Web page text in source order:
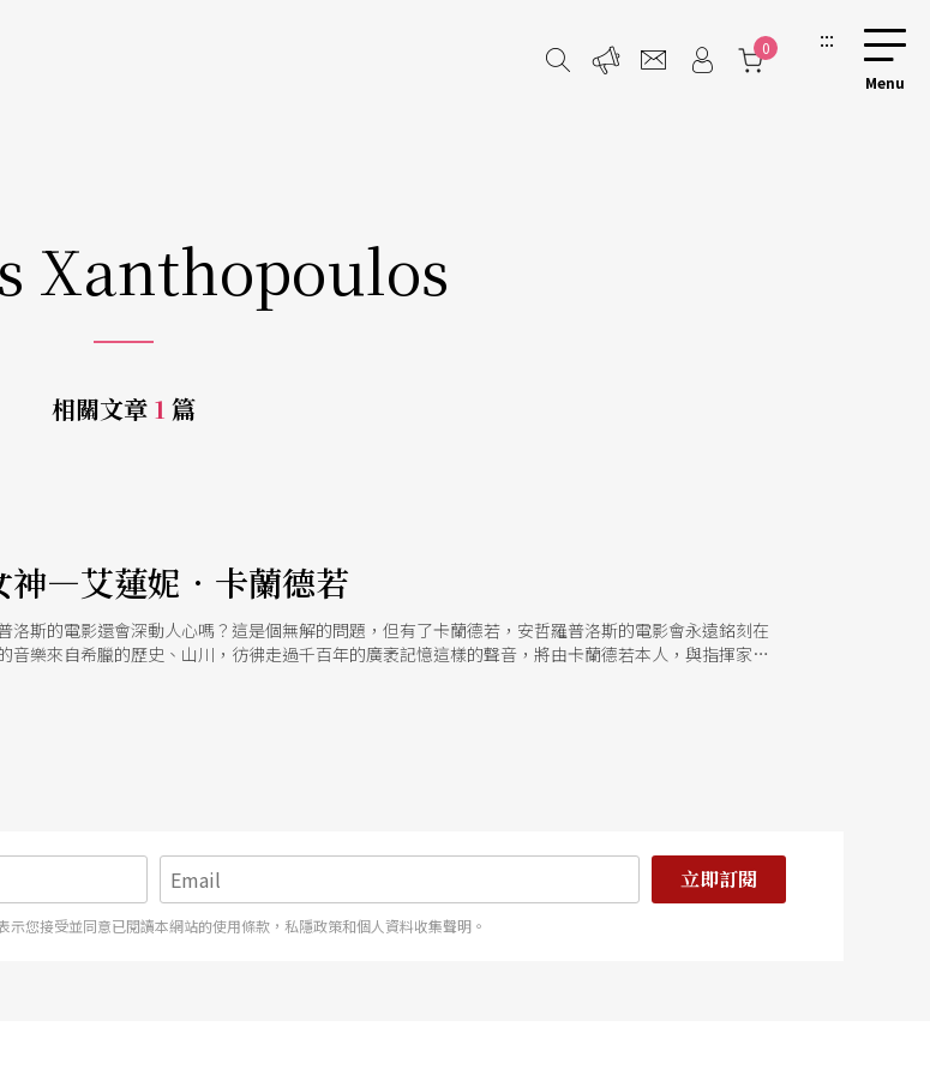
0 :::
Xanthopoulos
相關文章 1 篇
神—艾蓮妮．卡蘭德若
洛斯的電影還會深動人心嗎？這是個無解的問題，但有了卡蘭德若，安哲羅普洛斯的電影會永遠銘刻在
音樂來自希臘的歷史、山川，彷彿走過千百年的廣袤記憶這樣的聲音，將由卡蘭德若本人，與指揮家簡
立即訂閱
示您接受並同意已閱讀本網站的使用條款，私隱政策和個人資料收集聲明。